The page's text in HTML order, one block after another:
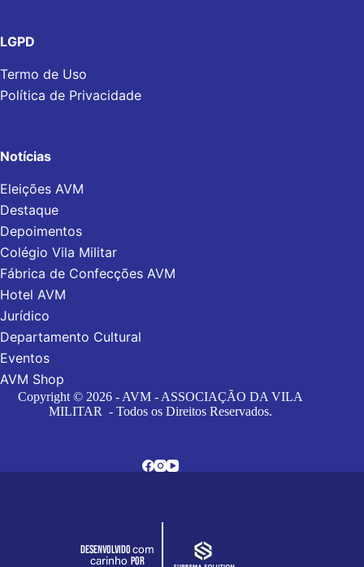
LGPD
Termo de Uso
Política de Privacidade
Notícias
Eleições AVM
Destaque
Depoimentos
Colégio Vila Militar
Fábrica de Confecções AVM
Hotel AVM
Jurídico
Departamento Cultural
Eventos
AVM Shop
Copyright © 2026 - AVM - ASSOCIAÇÃO DA VILA
MILITAR - Todos os Direitos Reservados.